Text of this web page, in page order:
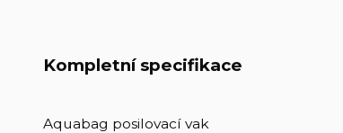
Kompletní specifikace
Aquabag posilovací vak